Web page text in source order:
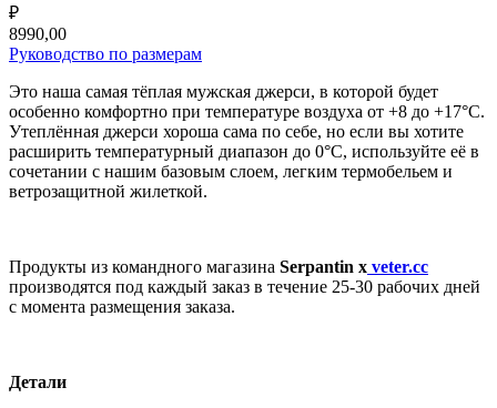
₽
8990,00
Руководство по размерам
Это наша самая тёплая мужская джерси, в которой будет
особенно комфортно при температуре воздуха от +8 до +17°C.
Утеплённая джерси хороша сама по себе, но если вы хотите
расширить температурный диапазон до 0°C, используйте её в
сочетании с нашим базовым слоем, легким термобельем и
ветрозащитной жилеткой.
Продукты из командного магазина Serpantin x veter.cc
производятся под каждый заказ в течение 25-30 рабочих дней
с момента размещения заказа.
Детали